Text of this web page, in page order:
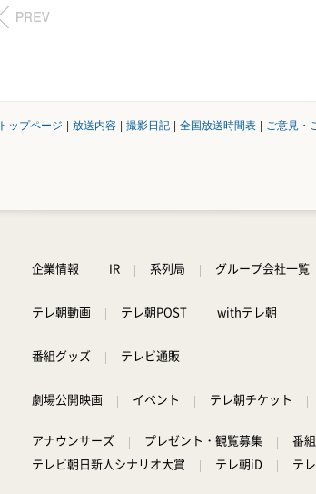
トップページ 放送内容 撮影日記 全国放送時間表 ご意見・
企業情報 IR 系列局 グループ会社一覧
テレ朝動画 テレ朝POST withテレ朝
番組グッズ テレビ通販
劇場公開映画 イベント テレ朝チケット
アナウンサーズ プレゼント・観覧募集 番
テレビ朝日新人シナリオ大賞
テレ朝iD テ